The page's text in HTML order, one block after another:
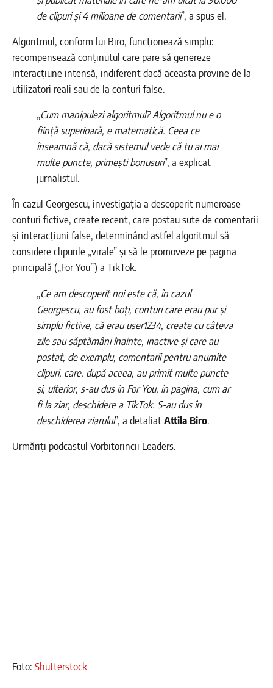
de clipuri și 4 milioane de comentarii”, a spus el.
Algoritmul, conform lui Biro, funcționează simplu:
recompensează conținutul care pare să genereze
interacțiune intensă, indiferent dacă aceasta provine de la
utilizatori reali sau de la conturi false.
„Cum manipulezi algoritmul? Algoritmul nu e o
ființă superioară, e matematică. Ceea ce
înseamnă că, dacă sistemul vede că tu ai mai
multe puncte, primești bonusuri”, a explicat
jurnalistul.
În cazul Georgescu, investigația a descoperit numeroase
conturi fictive, create recent, care postau sute de comentarii
și interacțiuni false, determinând astfel algoritmul să
considere clipurile „virale” și să le promoveze pe pagina
principală („For You”) a TikTok.
„Ce am descoperit noi este că, în cazul
Georgescu, au fost boți, conturi care erau pur și
simplu fictive, că erau user1234, create cu câteva
zile sau săptămâni înainte, inactive și care au
postat, de exemplu, comentarii pentru anumite
clipuri, care, după aceea, au primit multe puncte
și, ulterior, s-au dus în For You, în pagina, cum ar
fi la ziar, deschidere a TikTok. S-au dus în
deschiderea ziarului”, a detaliatAttila Biro.
Urmăriți podcastul Vorbitorincii Leaders.
Foto: Shutterstock